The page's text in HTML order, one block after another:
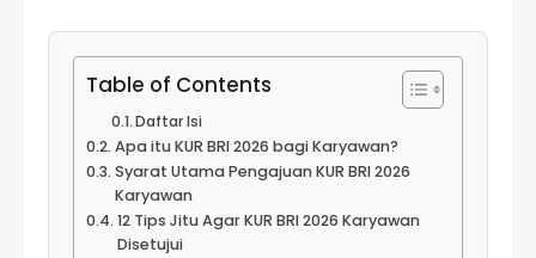
Table of Contents
Daftar Isi
Apa itu KUR BRI 2026 bagi Karyawan?
Syarat Utama Pengajuan KUR BRI 2026
Karyawan
12 Tips Jitu Agar KUR BRI 2026 Karyawan
Disetujui